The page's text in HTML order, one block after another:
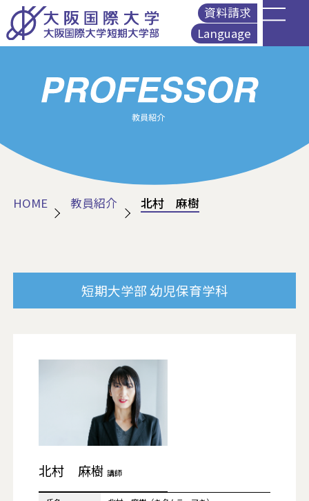
資料請求
Language
简体中文
繁體中文
HOME 教員紹介 北村 麻樹
短期大学部幼児保育学科
北村 麻樹 講師